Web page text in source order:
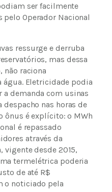
ser facilmente
pelo Operador Nacional
ressurge e derruba
mas dessa
não raciona
Eletricidade podia
a demanda com usinas
nas horas de
ônus é explícito: o MWh
é repassado
através da
vigente desde 2015,
termelétrica poderia
de até R$
o noticiado pela